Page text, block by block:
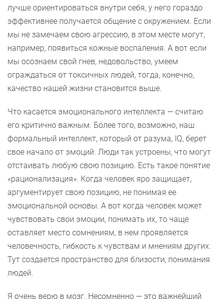
лучше ориентироваться внутри себя, у него гораздо
эффективнее получается общение с окружением. Если
мы не замечаем свою агрессию, в этом месте могут,
например, появиться кожные воспаления. А вот если
мы осознаем свой гнев, недовольство, умеем
ограждаться от токсичных людей, тогда, конечно,
качество нашей жизни становится выше.
Что касается эмоционального интеллекта — считаю
его критично важным. Более того, возможно, наш
формальный интеллект, который от разума, IQ, берет
свое начало от эмоций. Люди так устроены, что могут
отстаивать любую свою позицию. Есть такое понятие
«рационализация». Когда человек яро защищает,
аргументирует свою позицию, не понимая ее
эмоциональной основы. А вот когда человек может
чувствовать свои эмоции, понимать их, то чаще
оставляет место сомнениям, в нем проявляется
человечность, гибкость к чувствам и мнениям других.
Тут создается пространство для близости, понимания
людей.
Я очень верю в мозг. Несомненно — это важнейший